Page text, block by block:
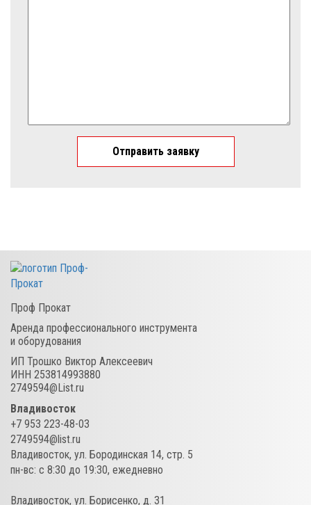
Проф Прокат
Аренда профессионального инструмента
и оборудования
ИП Трошко Виктор Алексеевич
ИНН 253814993880
2749594@List.ru
Владивосток
+7 953 223-48-03
2749594@list.ru
Владивосток, ул. Бородинская 14, стр. 5
пн-вс: c 8:30 до 19:30, ежедневно
Владивосток, ул. Борисенко, д. 31